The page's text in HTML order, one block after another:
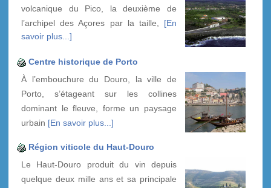
volcanique du Pico, la deuxième de
l’archipel des Açores par la taille, [En
savoir plus...]
Centre historique de Porto
À l’embouchure du Douro, la ville de
Porto, s’étageant sur les collines
dominant le fleuve, forme un paysage
urbain [En savoir plus...]
Région viticole du Haut-Douro
Le Haut-Douro produit du vin depuis
quelque deux mille ans et sa principale